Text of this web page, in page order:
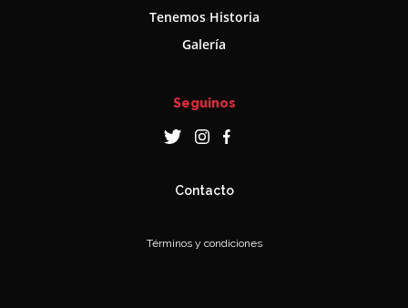
Tenemos Historia
Galería
Seguinos
Contacto
Términos y condiciones